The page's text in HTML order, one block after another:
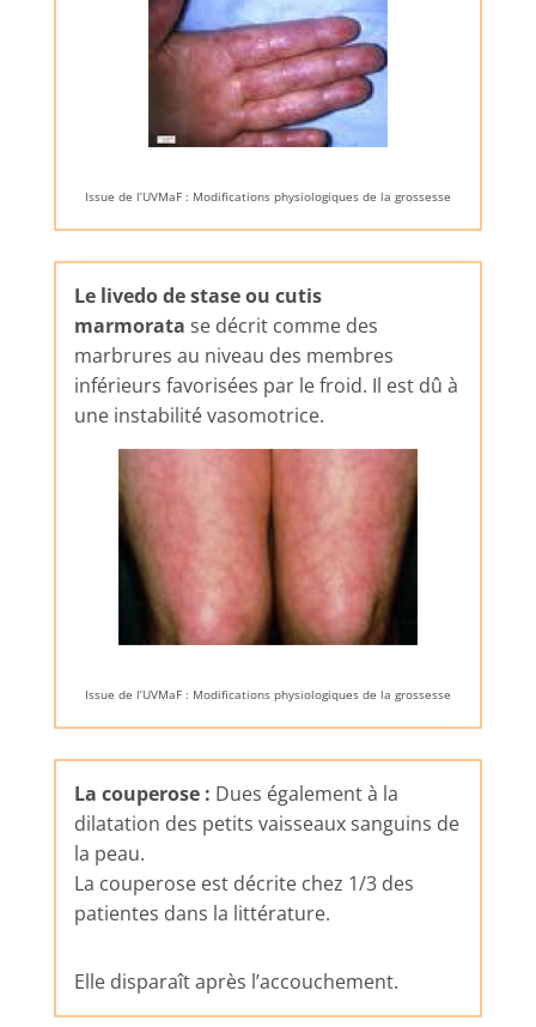
Issue de l’UVMaF : Modifications physiologiques de la grossesse
Le livedo de stase ou cutis
marmorata se décrit comme des
marbrures au niveau des membres
inférieurs favorisées par le froid. Il est dû à
une instabilité vasomotrice.
Issue de l’UVMaF : Modifications physiologiques de la grossesse
La couperose : Dues également à la
dilatation des petits vaisseaux sanguins de
la peau.
La couperose est décrite chez 1/3 des
patientes dans la littérature.
Elle disparaît après l’accouchement.